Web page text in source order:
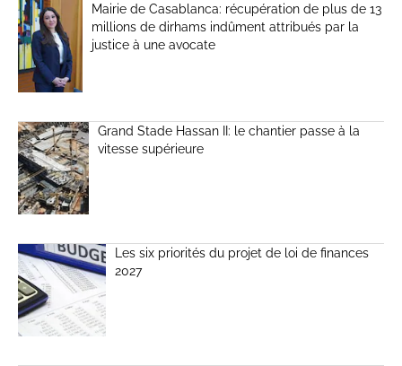
Mairie de Casablanca: récupération de plus de 13
millions de dirhams indûment attribués par la
justice à une avocate
Grand Stade Hassan II: le chantier passe à la
vitesse supérieure
Les six priorités du projet de loi de finances
2027